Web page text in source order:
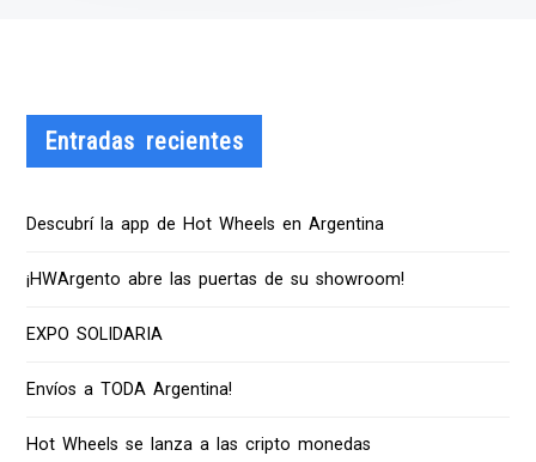
Entradas recientes
Descubrí la app de Hot Wheels en Argentina
¡HWArgento abre las puertas de su showroom!
EXPO SOLIDARIA
Envíos a TODA Argentina!
Hot Wheels se lanza a las cripto monedas